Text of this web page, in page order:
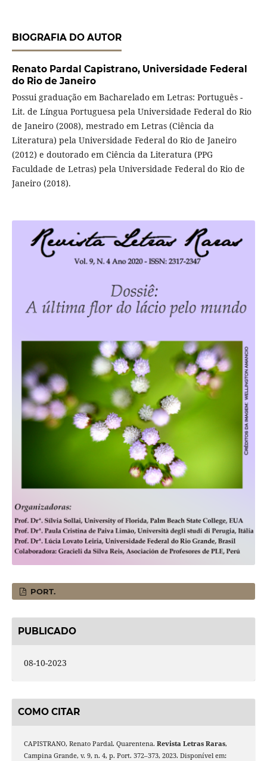
BIOGRAFIA DO AUTOR
Renato Pardal Capistrano, Universidade Federal
do Rio de Janeiro
Possui graduação em Bacharelado em Letras: Português -
Lit. de Língua Portuguesa pela Universidade Federal do Rio
de Janeiro (2008), mestrado em Letras (Ciência da
Literatura) pela Universidade Federal do Rio de Janeiro
(2012) e doutorado em Ciência da Literatura (PPG
Faculdade de Letras) pela Universidade Federal do Rio de
Janeiro (2018).
PORT.
PUBLICADO
08-10-2023
COMO CITAR
CAPISTRANO, Renato Pardal. Quarentena. Revista Letras Raras,
Campina Grande, v. 9, n. 4, p. Port. 372–373, 2023. Disponível em: